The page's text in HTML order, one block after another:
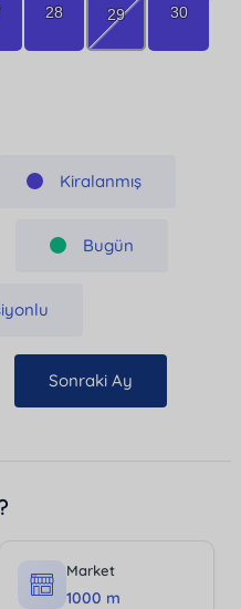
28 29 30
Kiralanmış
Bugün
Sonraki Ay
Market
1000 m